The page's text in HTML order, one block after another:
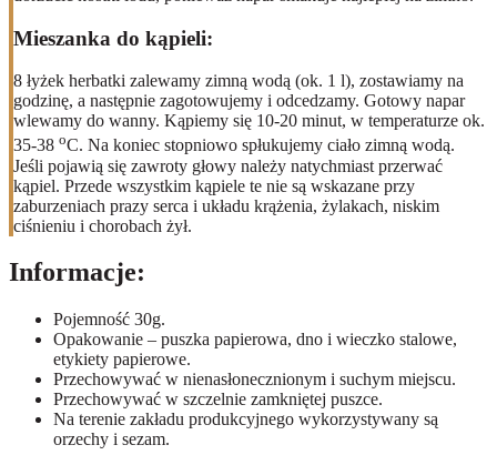
Mieszanka do kąpieli:
8 łyżek herbatki zalewamy zimną wodą (ok. 1 l), zostawiamy na
godzinę, a następnie zagotowujemy i odcedzamy. Gotowy napar
wlewamy do wanny. Kąpiemy się 10-20 minut, w temperaturze ok.
35-38 oC. Na koniec stopniowo spłukujemy ciało zimną wodą.
Jeśli pojawią się zawroty głowy należy natychmiast przerwać
kąpiel. Przede wszystkim kąpiele te nie są wskazane przy
zaburzeniach prazy serca i układu krążenia, żylakach, niskim
ciśnieniu i chorobach żył.
Informacje:
Pojemność 30g.
Opakowanie – puszka papierowa, dno i wieczko stalowe,
etykiety papierowe.
Przechowywać w nienasłonecznionym i suchym miejscu.
Przechowywać w szczelnie zamkniętej puszce.
Na terenie zakładu produkcyjnego wykorzystywany są
orzechy i sezam.